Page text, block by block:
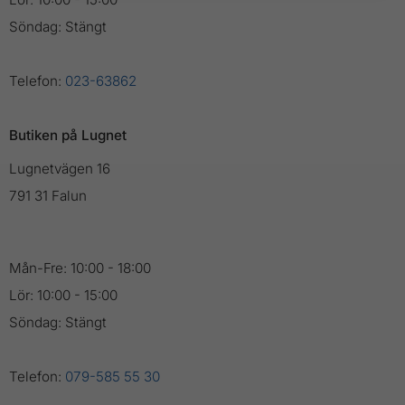
Söndag: Stängt
Telefon: 023-63862
Butiken på Lugnet
Lugnetvägen 16
791 31 Falun
Mån-Fre: 10:00 - 18:00
Lör: 10:00 - 15:00
Söndag: Stängt
Telefon: 079-585 55 30